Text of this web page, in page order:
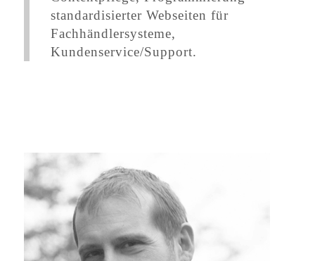
standardisierter Webseiten für
Fachhändlersysteme,
Kundenservice/Support.